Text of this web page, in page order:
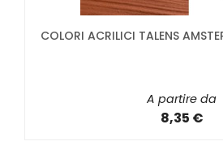
COLORI ACRILICI TALENS
A partire da
8,35 €